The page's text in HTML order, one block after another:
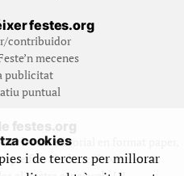
festes.org
contribuidor
mecenes
publicitat
puntual
festes.org
editorial en format paper,
que fins aleshores havien estat
cookies
i de tercers per millorar